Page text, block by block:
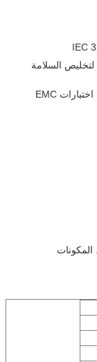
5. أنواع (R5) تتوافق مع متطلبات IEC / EN60601-1 لتخليص السلامة
6. هناك مجموعة متنوعة من الأجزاء والتركيبات لتلبية اختبارات EMC